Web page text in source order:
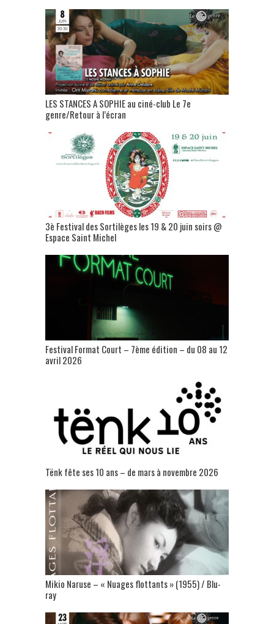
LES STANCES A SOPHIE au ciné-club Le 7e
genre/Retour à l’écran
3è Festival des Sortilèges les 19 & 20 juin soirs @
Espace Saint Michel
Festival Format Court – 7ème édition – du 08 au 12
avril 2026
Tënk fête ses 10 ans – de mars à novembre 2026
Mikio Naruse – « Nuages flottants » (1955) / Blu-
ray